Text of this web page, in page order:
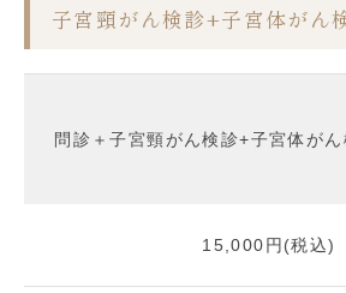
子宮頸がん検診+子宮体がん
問診＋子宮頸がん検診+子宮体が
15,000円(税込)